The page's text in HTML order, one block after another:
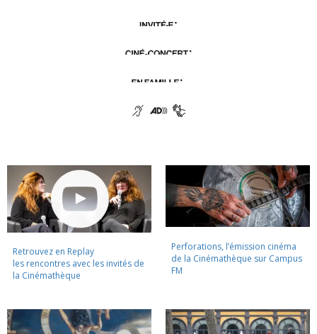
Retrouvez en Replay
les rencontres avec les invités de
la Cinémathèque
Perforations, l’émission cinéma
de la Cinémathèque sur Campus
FM